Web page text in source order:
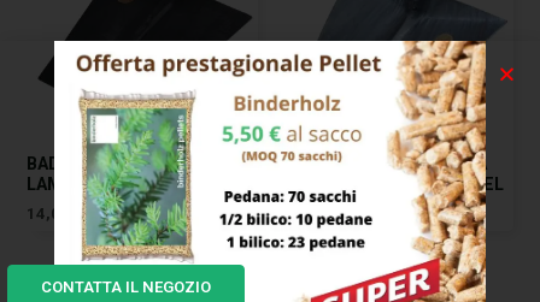
BADILE IMPRESA QUADRO
LAMINATO 27 ADEL
14,00
BADILE IMPRESA PUNTA
FORGIATO 32 EXTRA ADEL
25,00€
CONTATTA IL NEGOZIO